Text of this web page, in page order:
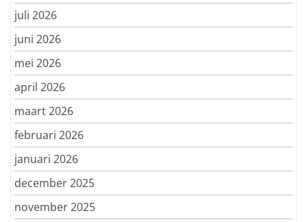
juli 2026
juni 2026
mei 2026
april 2026
maart 2026
februari 2026
januari 2026
december 2025
november 2025